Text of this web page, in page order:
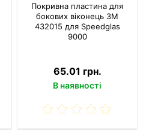
Покривна пластина для
бокових віконець 3M
432015 для Speedglas
9000
65.01 грн.
В наявності